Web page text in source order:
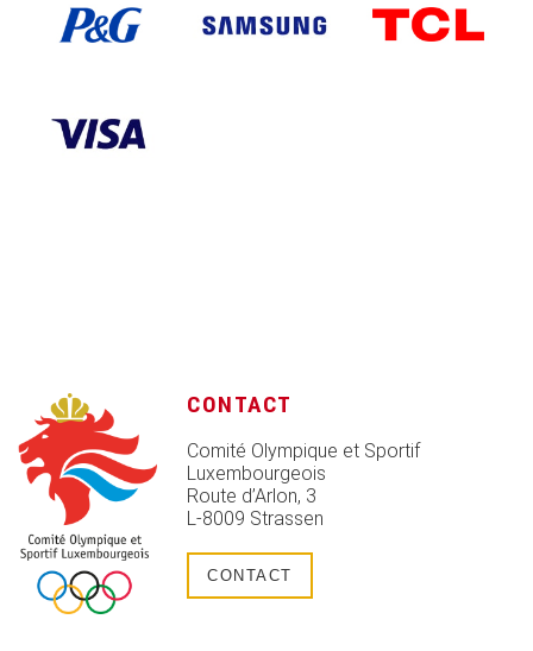
CONTACT
Comité Olympique et Sportif
Luxembourgeois
Route d’Arlon, 3
L-8009 Strassen
CONTACT